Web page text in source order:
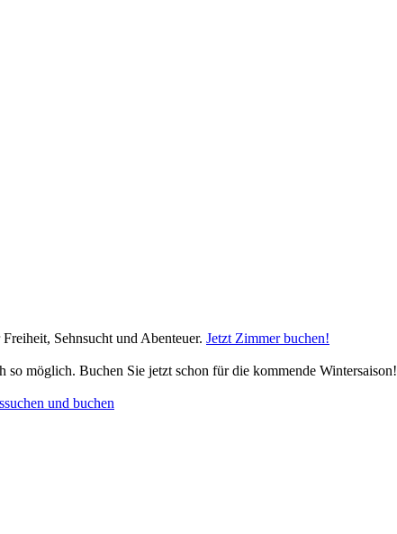
Sehnsucht und Abenteuer. Jetzt Zimmer buchen!
möglich. Buchen Sie jetzt schon für die kommende Wintersaison!
und buchen